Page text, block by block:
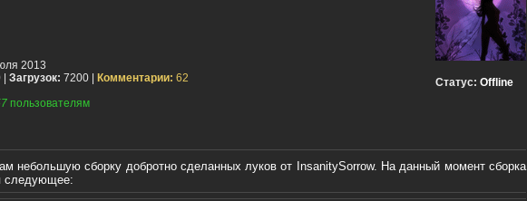
Статус: Offline
2013
Загрузок: 7200 | Комментарии: 62
пользователям
небольшую сборку добротно сделанных луков от InsanitySorrow. На данный момент сборка
следующее: